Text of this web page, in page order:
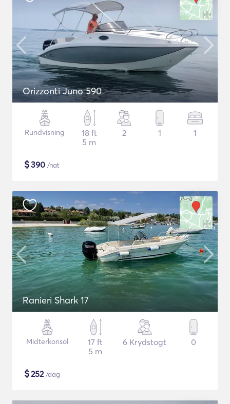
Orizzonti Juno 590
Rundvisning
18 ft
5 m
2 1 1
$390 /nat
Ranieri Shark 17
Midterkonsol
17 ft
5 m
6 Krydstogt 0
$252/dag